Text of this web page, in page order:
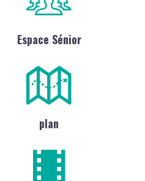
Espace Sénior
plan